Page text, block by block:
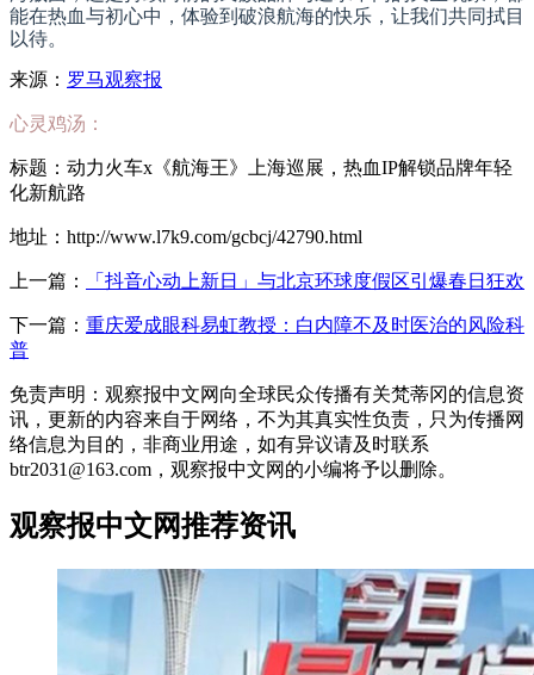
能在热血与初心中，体验到破浪航海的快乐，让我们共同拭目
以待。
来源： 罗马观察报
心灵鸡汤：
标题：动力火车x《航海王》上海巡展，热血IP解锁品牌年轻
化新航路
地址：http://www.l7k9.com/gcbcj/42790.html
上一篇： 「抖音心动上新日」与北京环球度假区引爆春日狂欢
下一篇： 重庆爱成眼科易虹教授：白内障不及时医治的风险科
普
免责声明：观察报中文网向全球民众传播有关梵蒂冈的信息资
讯，更新的内容来自于网络，不为其真实性负责，只为传播网
络信息为目的，非商业用途，如有异议请及时联系
btr2031@163.com，观察报中文网的小编将予以删除。
观察报中文网推荐资讯